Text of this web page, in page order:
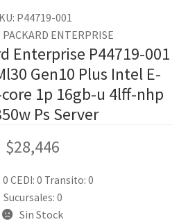
P44719-001
ENTERPRISE
Enterprise P44719-001
Gen10 Plus Intel E-
1p 16gb-u 4lff-nhp
Ps Server
$28,446
0 CEDI: 0 Transito: 0
Sucursales: 0
Sin Stock